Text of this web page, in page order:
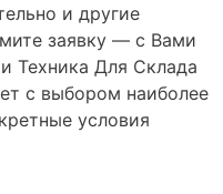
и другие
заявку — с Вами
Техника Для Склада
с выбором наиболее
условия